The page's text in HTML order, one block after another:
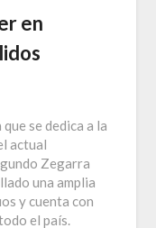
en
se dedica a la
actual
Zegarra
una amplia
y cuenta con
el país.